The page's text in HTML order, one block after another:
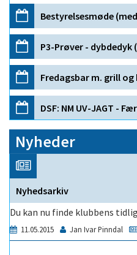
Nyheder